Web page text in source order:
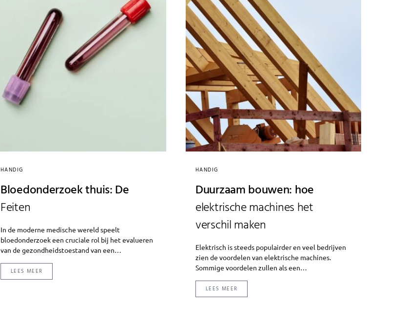
HANDIG
Bloedonderzoek thuis: De
Feiten
In de moderne medische wereld speelt
bloedonderzoek een cruciale rol bij het evalueren
van de gezondheidstoestand van een…
LEES MEER
HANDIG
Duurzaam bouwen: hoe
elektrische machines het
verschil maken
Elektrisch is steeds populairder en veel bedrijven
zien de voordelen van elektrische machines.
Sommige voordelen zullen als een…
LEES MEER